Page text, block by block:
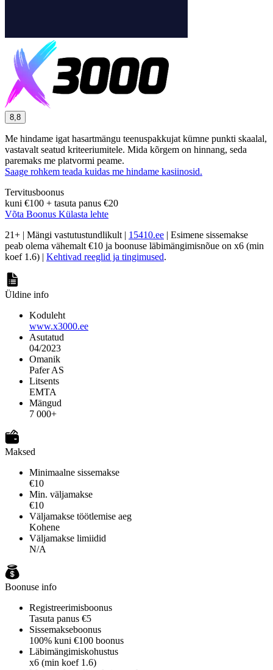
8,8
Me hindame igat hasartmängu teenuspakkujat kümne punkti skaalal,
vastavalt seatud kriteeriumitele. Mida kõrgem on hinnang, seda
paremaks me platvormi peame.
Saage rohkem teada kuidas me hindame kasiinosid.
Tervitusboonus
kuni €100 + tasuta panus €20
Võta Boonus Külasta lehte
21+ | Mängi vastutustundlikult | 15410.ee | Esimene sissemakse
peab olema vähemalt €10 ja boonuse läbimängimisnõue on x6 (min
koef 1.6) | Kehtivad reeglid ja tingimused.
Üldine info
Koduleht
www.x3000.ee
Asutatud
04/2023
Omanik
Pafer AS
Litsents
EMTA
Mängud
7 000+
Maksed
Minimaalne sissemakse
€10
Min. väljamakse
€10
Väljamakse töötlemise aeg
Kohene
Väljamakse limiidid
N/A
Boonuse info
Registreerimisboonus
Tasuta panus €5
Sissemakseboonus
100% kuni €100 boonus
Läbimängimiskohustus
x6 (min koef 1.6)